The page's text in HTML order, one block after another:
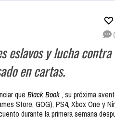
eslavos y lucha
en cartas.
que Black Book, su próxima
Store, GOG), PS4, Xbox One y
durante la primera semana